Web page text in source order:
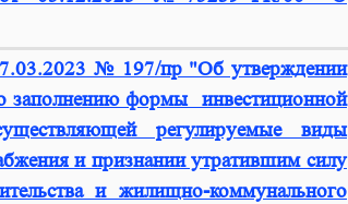
№ 197/пр "Об утверждении
заполнению формы инвестиционной
регулируемые виды
и признании утратившим силу
и жилищно-коммунального